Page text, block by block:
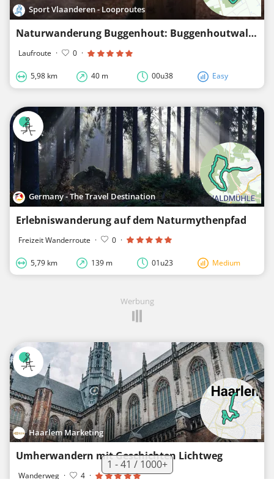
Sport Vlaanderen - Looproutes
Naturwanderung Buggenhout: Buggenhoutwald - Rote Schleife
Laufroute · 0 ·
5,98 km 40 m 00u38 Easy
Germany - The Travel Destination
Erlebniswanderung auf dem Naturmythenpfad
Freizeit Wanderroute · 0 ·
5,79 km 139 m 01u23 Medium
Werbung
Haarlem Marketing
Umherwandern mit Geschichten Lichtweg
Wanderweg · 4 ·
1 - 41 / 1000+